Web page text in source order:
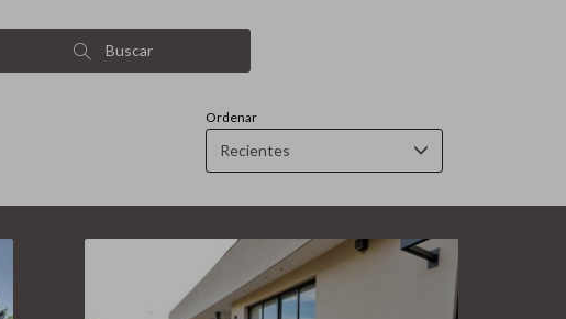
Buscar
Ordenar
Recientes